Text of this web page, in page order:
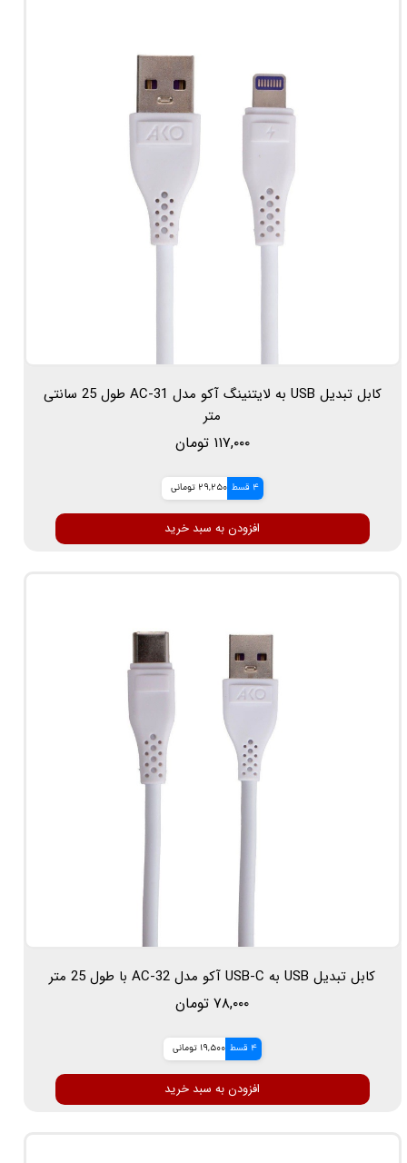
کابل تبدیل USB به لایتنینگ آکو مدل AC-31 طول 25 سانتی
متر
۱۱۷,۰۰۰ تومان
4 قسط 29,250 تومانی
افزودن به سبد خرید
کابل تبدیل USB به USB-C آکو مدل AC-32 با طول 25 متر
۷۸,۰۰۰ تومان
4 قسط 19,500 تومانی
افزودن به سبد خرید